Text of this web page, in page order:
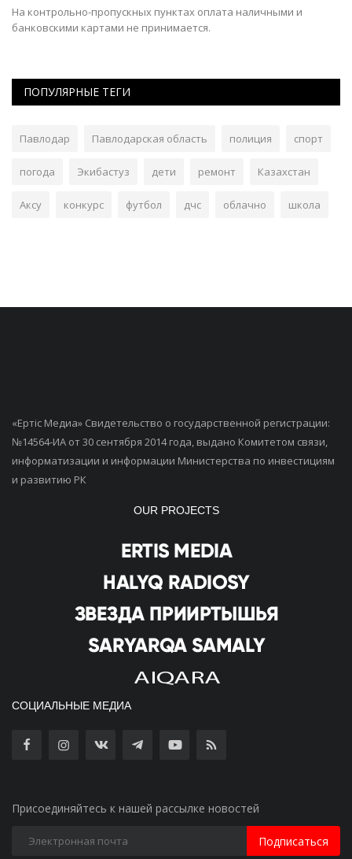
На контрольно-пропускных пунктах оплата наличными и
банковскими картами не принимается.
ПОПУЛЯРНЫЕ ТЕГИ
Павлодар Павлодарская область полиция спорт
погода Экибастуз дети ремонт Казахстан
Аксу конкурс футбол дчс облачно школа
«Ертiс Медиа» Свидетельство о государственной регистрации:
№14564-ИА от 30 сентября 2014 года, выдано Комитетом связи,
информатизации и информации Министерства по инвестициям
и развитию РК
OUR PROJECTS
СОЦИАЛЬНЫЕ МЕДИА
Присоединяйтесь к нашей рассылке новостей
Подписаться